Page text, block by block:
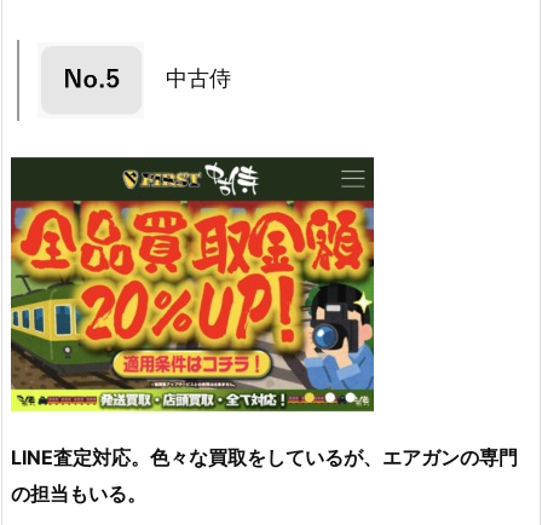
中古侍
LINE査定対応。色々な買取をしているが、エアガンの専門
の担当もいる。